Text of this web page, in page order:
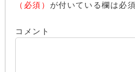
（必須） が付いている欄は必
コメント